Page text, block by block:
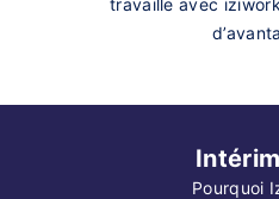
travaille avec
Pourquoi